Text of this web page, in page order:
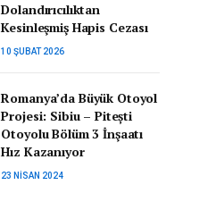
Dolandırıcılıktan
Kesinleşmiş Hapis Cezası
10 ŞUBAT 2026
Romanya’da Büyük Otoyol
Projesi: Sibiu – Pitești
Otoyolu Bölüm 3 İnşaatı
Hız Kazanıyor
23 NISAN 2024